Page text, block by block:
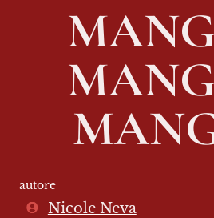
autore
Nicole Neva